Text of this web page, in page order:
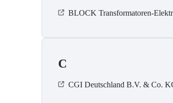
BLOCK Transformatoren-
C
CGI Deutschland B.V. & Co.